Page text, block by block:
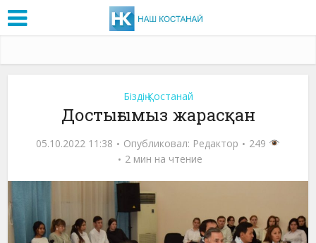
Біздің Қостанай
Достығымыз жарасқан
05.10.2022 11:38 Опубликовал: Редактор
249
2 мин на чтение